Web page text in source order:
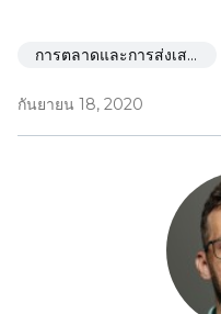
การตลาดและการส่งเสริมการขาย
กันยายน 18, 2020